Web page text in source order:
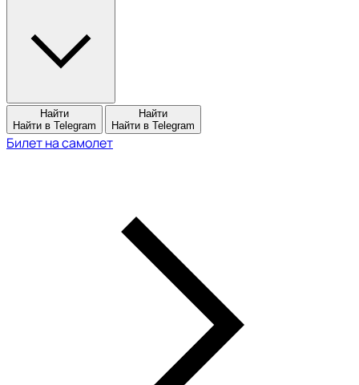
Найти
Найти в Telegram
Найти
Найти в Telegram
Билет на самолет